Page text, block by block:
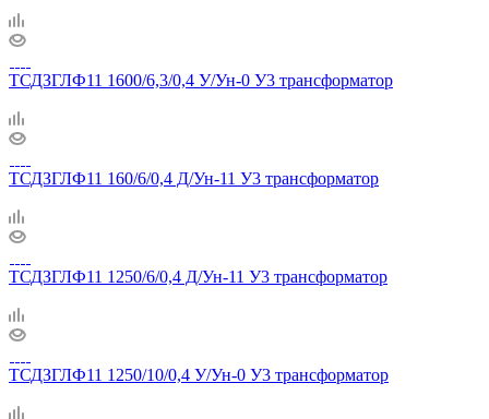
ТСДЗГЛФ11 1600/6,3/0,4 У/Ун-0 У3 трансформатор
ТСДЗГЛФ11 160/6/0,4 Д/Ун-11 У3 трансформатор
ТСДЗГЛФ11 1250/6/0,4 Д/Ун-11 У3 трансформатор
ТСДЗГЛФ11 1250/10/0,4 У/Ун-0 У3 трансформатор